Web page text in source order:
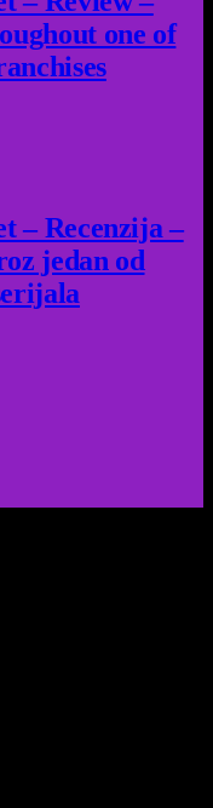
one of
– Recenzija –
jedan od